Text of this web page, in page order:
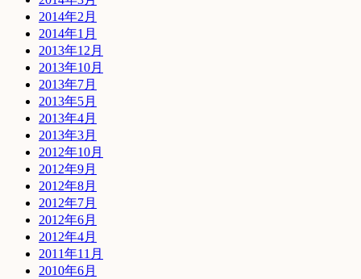
2014年2月
2014年1月
2013年12月
2013年10月
2013年7月
2013年5月
2013年4月
2013年3月
2012年10月
2012年9月
2012年8月
2012年7月
2012年6月
2012年4月
2011年11月
2010年6月